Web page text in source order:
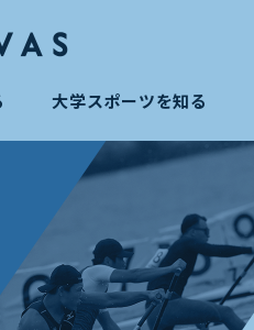
大学スポーツを知る